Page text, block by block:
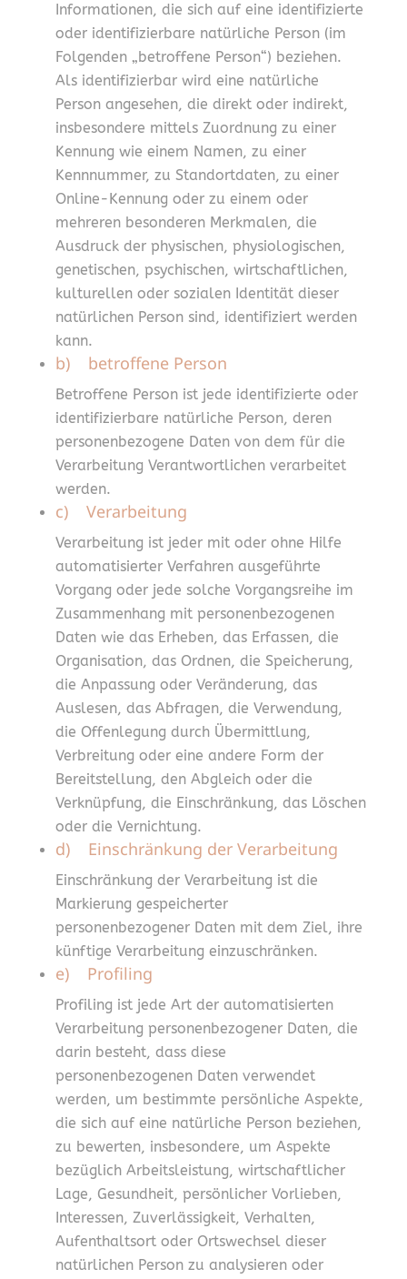
Informationen, die sich auf eine identifizierte
oder identifizierbare natürliche Person (im
Folgenden „betroffene Person“) beziehen.
Als identifizierbar wird eine natürliche
Person angesehen, die direkt oder indirekt,
insbesondere mittels Zuordnung zu einer
Kennung wie einem Namen, zu einer
Kennnummer, zu Standortdaten, zu einer
Online-Kennung oder zu einem oder
mehreren besonderen Merkmalen, die
Ausdruck der physischen, physiologischen,
genetischen, psychischen, wirtschaftlichen,
kulturellen oder sozialen Identität dieser
natürlichen Person sind, identifiziert werden
kann.
b) betroffene Person
Betroffene Person ist jede identifizierte oder
identifizierbare natürliche Person, deren
personenbezogene Daten von dem für die
Verarbeitung Verantwortlichen verarbeitet
werden.
c) Verarbeitung
Verarbeitung ist jeder mit oder ohne Hilfe
automatisierter Verfahren ausgeführte
Vorgang oder jede solche Vorgangsreihe im
Zusammenhang mit personenbezogenen
Daten wie das Erheben, das Erfassen, die
Organisation, das Ordnen, die Speicherung,
die Anpassung oder Veränderung, das
Auslesen, das Abfragen, die Verwendung,
die Offenlegung durch Übermittlung,
Verbreitung oder eine andere Form der
Bereitstellung, den Abgleich oder die
Verknüpfung, die Einschränkung, das Löschen
oder die Vernichtung.
d) Einschränkung der Verarbeitung
Einschränkung der Verarbeitung ist die
Markierung gespeicherter
personenbezogener Daten mit dem Ziel, ihre
künftige Verarbeitung einzuschränken.
e) Profiling
Profiling ist jede Art der automatisierten
Verarbeitung personenbezogener Daten, die
darin besteht, dass diese
personenbezogenen Daten verwendet
werden, um bestimmte persönliche Aspekte,
die sich auf eine natürliche Person beziehen,
zu bewerten, insbesondere, um Aspekte
bezüglich Arbeitsleistung, wirtschaftlicher
Lage, Gesundheit, persönlicher Vorlieben,
Interessen, Zuverlässigkeit, Verhalten,
Aufenthaltsort oder Ortswechsel dieser
natürlichen Person zu analysieren oder